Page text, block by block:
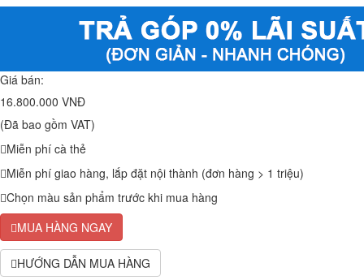
Giá bán:
16.800.000 VNĐ
(Đã bao gồm VAT)
Miễn phí cà thẻ
Miễn phí giao hàng, lắp đặt nội thành (đơn hàng > 1 triệu)
Chọn màu sản phẩm trước khi mua hàng
MUA HÀNG NGAY
HƯỚNG DẪN MUA HÀNG